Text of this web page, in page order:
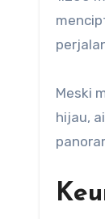
Meski
hijau,